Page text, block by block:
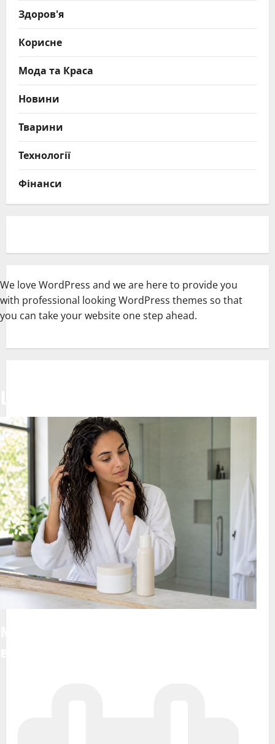
Здоров'я
Корисне
Мода та Краса
Новини
Тварини
Технології
Фінанси
We love WordPress and we are here to provide you
with professional looking WordPress themes so that
you can take your website one step ahead.